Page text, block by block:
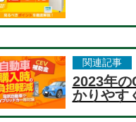
関連記事
2023年の
かりやす